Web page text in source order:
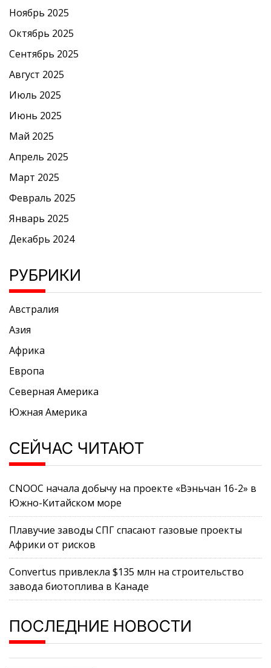
Ноябрь 2025
Октябрь 2025
Сентябрь 2025
Август 2025
Июль 2025
Июнь 2025
Май 2025
Апрель 2025
Март 2025
Февраль 2025
Январь 2025
Декабрь 2024
РУБРИКИ
Австралия
Азия
Африка
Европа
Северная Америка
Южная Америка
СЕЙЧАС ЧИТАЮТ
CNOOC начала добычу на проекте «Вэньчан 16-2» в
Южно-Китайском море
Плавучие заводы СПГ спасают газовые проекты
Африки от рисков
Convertus привлекла $135 млн на строительство
завода биотоплива в Канаде
ПОСЛЕДНИЕ НОВОСТИ